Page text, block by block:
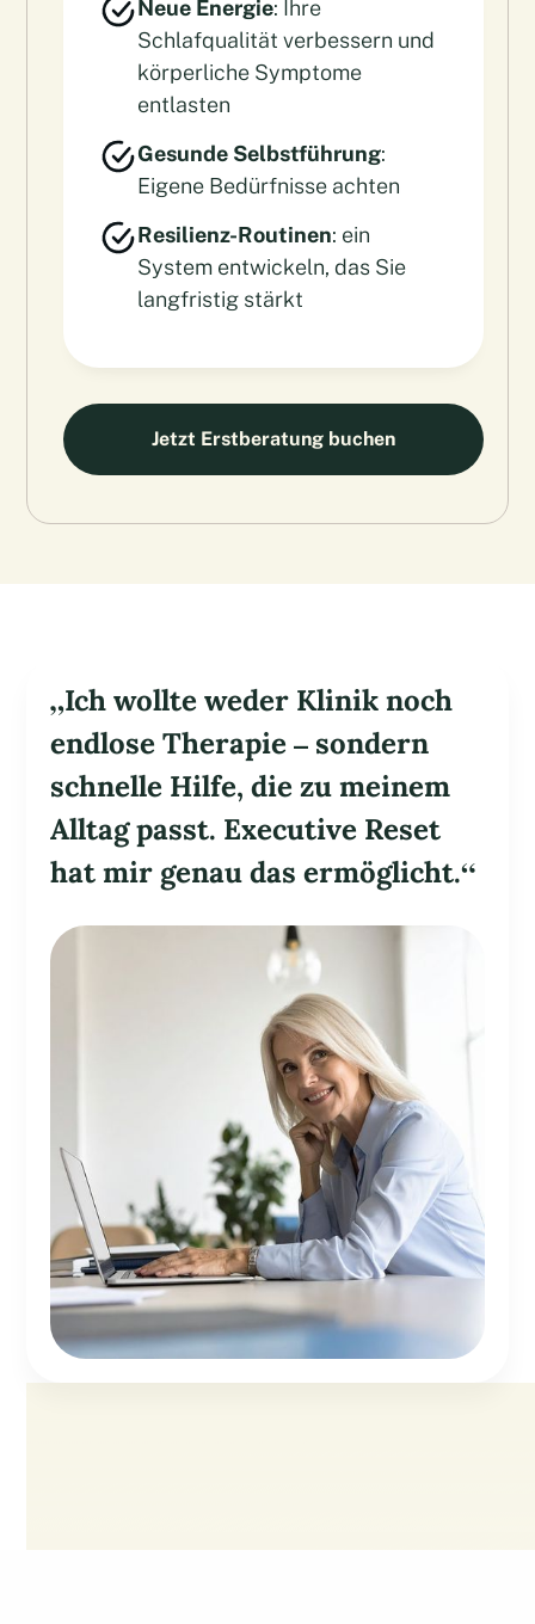
Neue Energie: Ihre
Schlafqualität verbessern und
körperliche Symptome
entlasten
Gesunde Selbstführung:
Eigene Bedürfnisse achten
Resilienz-Routinen: ein
System entwickeln, das Sie
langfristig stärkt
Jetzt Erstberatung buchen
„Ich wollte weder Klinik noch
endlose Therapie – sondern
schnelle Hilfe, die zu meinem
Alltag passt. Executive Reset
hat mir genau das ermöglicht.“